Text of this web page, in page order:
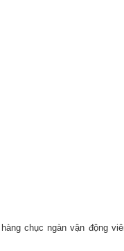
chục ngàn vận động